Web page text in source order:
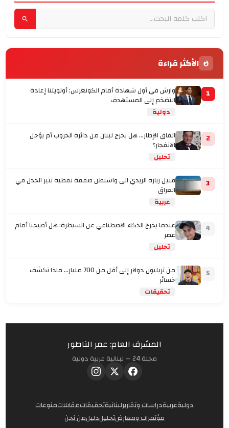
الأكثر قراءة
1 وارش في أول شهادة أمام الكونغرس: أولويتنا إعادة
التضخم إلى المستهدف
دولية
2 اتفاق الإطار... هل يخرج لبنان من دائرة الحروب أم يؤجل
الانفجار؟
تحليل
3 قبيل زيارة الزيدي الى واشنطن صفقة نفطية تثير الجدل في
العراق
عربية
4 عندما يخرج الذكاء الاصطناعي عن السيطرة: هل أصبحنا أمام
عصر
تحليل
5 من تريليون دولار إلى أقل من 700 مليار… ماذا تكشف
خسائر
تحقيقات
المشرف العام: عمر الناطور
مجلة 24 — لبنانية عربية دولية
دوليةعربيةدراسات وتقاريرلبنانيةتحقيقاتمقابلاتمنوعات
مؤتمرات ومعارضتحليلدليلمن نحن